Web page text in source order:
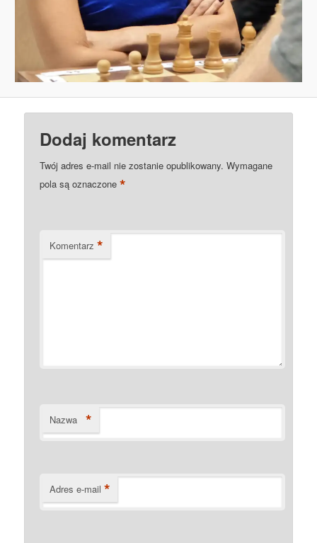
Dodaj komentarz
Twój adres e-mail nie zostanie opublikowany. Wymagane
pola są oznaczone*
Komentarz *
Nazwa *
Adres e-mail *